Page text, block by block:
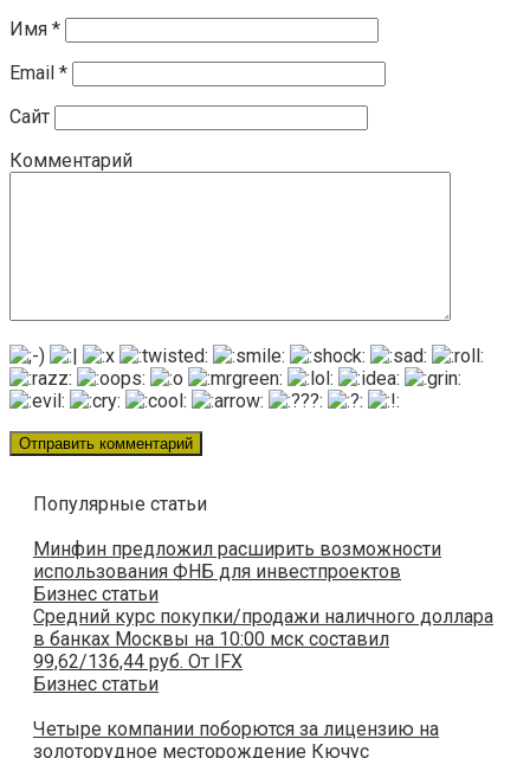
Имя *
Email *
Сайт
Комментарий
Популярные статьи
Минфин предложил расширить возможности
использования ФНБ для инвестпроектов
Бизнес статьи
Cредний курс покупки/продажи наличного доллара
в банках Москвы на 10:00 мск составил
99,62/136,44 руб. От IFX
Бизнес статьи
Четыре компании поборются за лицензию на
золоторудное месторождение Кючус